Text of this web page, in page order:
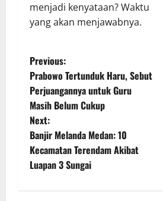
menjadi kenyataan? Waktu
yang akan menjawabnya.
P
o
s
t
n
Previous:
Prabowo Tertunduk Haru, Sebut
Perjuangannya untuk Guru
Masih Belum Cukup
Next:
Banjir Melanda Medan: 10
Kecamatan Terendam Akibat
Luapan 3 Sungai